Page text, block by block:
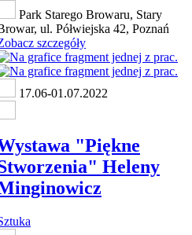
Park Starego Browaru, Stary
ul. Półwiejska 42, Poznań
szczegóły
17.06-01.07.2022
"Piękne
Heleny